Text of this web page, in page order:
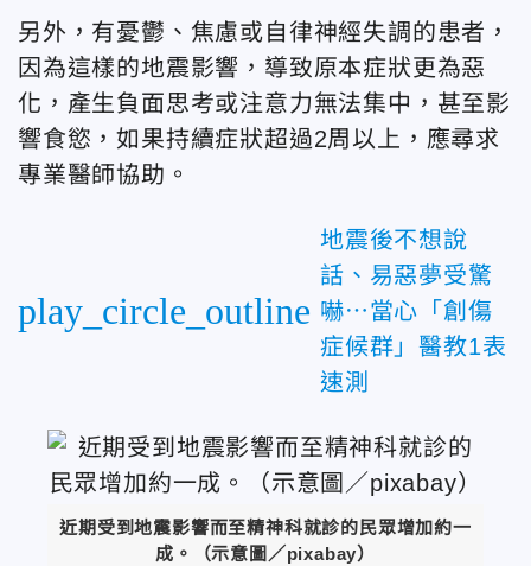
另外，有憂鬱、焦慮或自律神經失調的患者，
因為這樣的地震影響，導致原本症狀更為惡
化，產生負面思考或注意力無法集中，甚至影
響食慾，如果持續症狀超過2周以上，應尋求
專業醫師協助。
play_circle_outline
地震後不想說
話、易惡夢受驚
嚇⋯當心「創傷
症候群」醫教1表
速測
近期受到地震影響而至精神科就診的民眾增加約一
成。（示意圖／pixabay）